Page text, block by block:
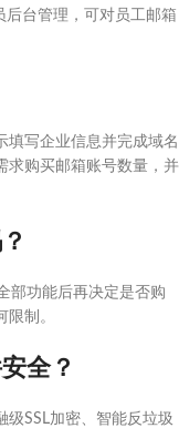
台管理，可对员工邮箱
填写企业信息并完成域名
求购买邮箱账号数量，并
部功能后再决定是否购
制。
全？
级SSL加密、智能反垃圾